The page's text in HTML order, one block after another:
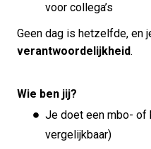
voor collega’s
Geen dag is hetzelfde, en
verantwoordelijkheid.
Wie ben jij?
Je doet een mbo- of
vergelijkbaar)